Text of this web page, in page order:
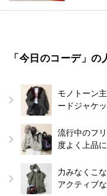
「今日のコーデ」の
モノトーン
ードジャケ
流行中のフ
度よく上品に
力みなくこ
アクティブ